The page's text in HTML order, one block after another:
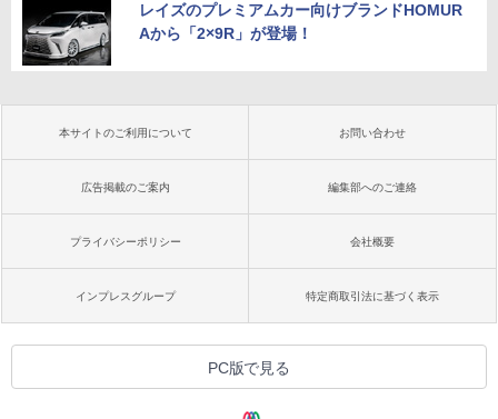
レイズのプレミアムカー向けブランドHOMUR
Aから「2×9R」が登場！
本サイトのご利用について お問い合わせ
広告掲載のご案内 編集部へのご連絡
プライバシーポリシー 会社概要
インプレスグループ 特定商取引法に基づく表示
PC版で見る